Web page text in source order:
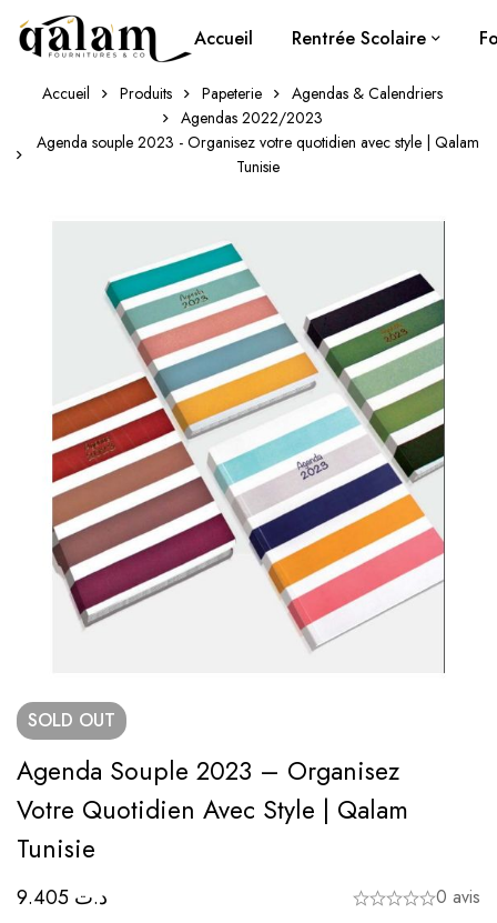
Accueil Rentrée Scolaire
Accueil Produits Papeterie
Agendas & Calendriers
Agendas 2022/2023
Agenda souple 2023 - Organisez votre quotidien avec style | Qalam
Tunisie
SOLD OUT
Agenda Souple 2023 – Organisez
Votre Quotidien Avec Style | Qalam
Tunisie
د.ت 0 avis